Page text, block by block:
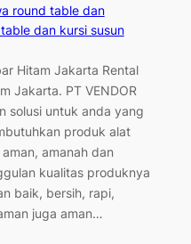
round table dan
dan kursi susun
Hitam Jakarta Rental
Jakarta. PT VENDOR
solusi untuk anda yang
produk alat
amanah dan
kualitas produknya
baik, bersih, rapi,
juga aman…